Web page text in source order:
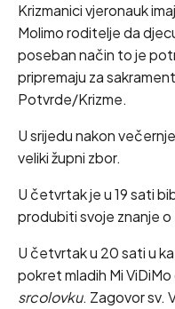
Krizmanici vjeronauk
Molimo roditelje da
poseban način to je
pripremaju za
Potvrde/Krizme.
U srijedu nakon
veliki župni zbor.
U četvrtak je u 19 sati
produbiti svoje znanje o
U četvrtak u 20 sati u
pokret mladih Mi ViDiMo
srcolovku. Zagovor sv.